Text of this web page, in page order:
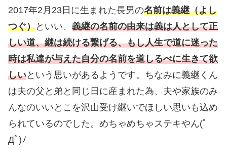
2017年2月23日に生まれた長男の名前は義継（よし
つぐ）といい、 義継の名前の由来は義は人として正
しい道、継は続ける繋げる、もし人生で道に迷った
時は私達が与えた自分の名前を道しるべに生きて欲
しいという思いがあるようです。ちなみに義継くん
は夫の父と弟と同じ日に産まれた為、夫や家族のみ
んなのいいとこを沢山受け継いでほしい思いも込め
られているのでした。めちゃめちゃステキやん(ﾟ
Дﾟ)ﾉ